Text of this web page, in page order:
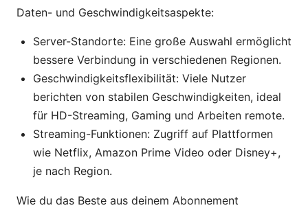
Daten- und Geschwindigkeitsaspekte:
Server-Standorte: Eine große Auswahl ermöglicht
bessere Verbindung in verschiedenen Regionen.
Geschwindigkeitsflexibilität: Viele Nutzer
berichten von stabilen Geschwindigkeiten, ideal
für HD-Streaming, Gaming und Arbeiten remote.
Streaming-Funktionen: Zugriff auf Plattformen
wie Netflix, Amazon Prime Video oder Disney+,
je nach Region.
Wie du das Beste aus deinem Abonnement